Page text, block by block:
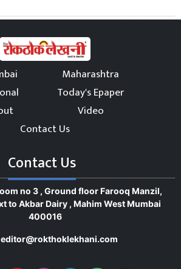
Maharashtra
Today's Epaper
Video
Contact Us
Contact Us
no 3 , Ground floor Farooq Manzil,
to Akbar Dairy , Mahim West Mumbai
400016
editor@rokthoklekhani.com